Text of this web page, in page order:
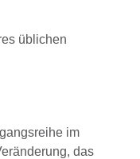
üblichen
im
das